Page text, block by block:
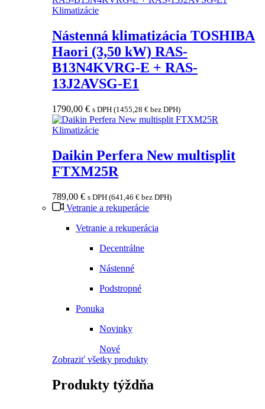
Klimatizácie
Nástenná klimatizácia TOSHIBA
Haori (3,50 kW) RAS-
B13N4KVRG-E + RAS-
13J2AVSG-E1
1790,00 € s DPH (1455,28 € bez DPH)
Klimatizácie
Daikin Perfera New multisplit
FTXM25R
789,00 € s DPH (641,46 € bez DPH)
Vetranie a rekuperácie
Vetranie a rekuperácia
Decentrálne
Nástenné
Podstropné
Ponuka
Novinky
Nové
Zobraziť všetky produkty
Produkty týždňa